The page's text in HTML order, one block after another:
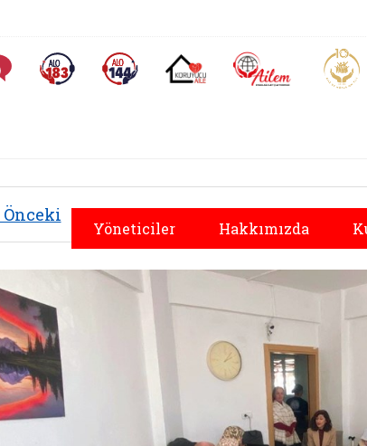
Sıkça Sorulan SorularAlo 183 (yeni sekmede açılır)Alo 144 (yeni sekmede açılır)Koruyucu Aile (yeni sekmede
AİLEM
Yöneticiler Hakkımızda
Önceki